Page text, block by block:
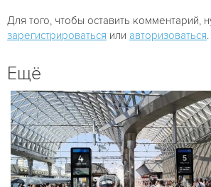
Для того, чтобы оставить комментарий,
зарегистрироваться или авторизоваться
Ещё